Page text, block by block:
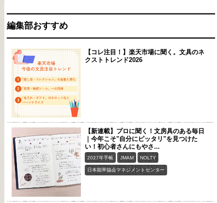
編集部おすすめ
【コレ注目！】楽天市場に聞く。文具のネ
クストトレンド2026
【新連載】プロに聞く！文房具のある毎日
｜今年こそ"自分にピッタリ"を見つけた
い！初心者さんにもやさ...
2027年手帳 JMAM NOLTY
日本能率協会マネジメントセンター